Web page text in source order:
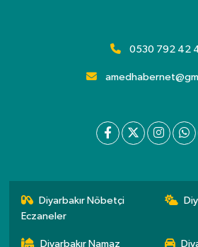
0530 792 42
Diyarbakır Nöbetçi
Eczaneler
Diyarbakır Namaz